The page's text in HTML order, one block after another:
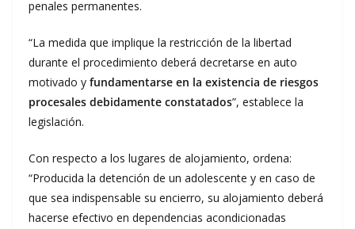
penales permanentes.
“La medida que implique la restricción de la libertad
durante el procedimiento deberá decretarse en auto
motivado y fundamentarse en la existencia de riesgos
procesales debidamente constatados”, establece la
legislación.
Con respecto a los lugares de alojamiento, ordena:
“Producida la detención de un adolescente y en caso de
que sea indispensable su encierro, su alojamiento deberá
hacerse efectivo en dependencias acondicionadas